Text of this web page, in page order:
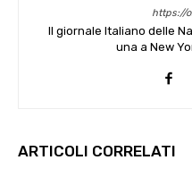
https://
Il giornale Italiano delle
una a New
ARTICOLI CORRELATI